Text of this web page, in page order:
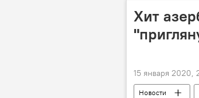
Хит
15 января 2020,
Новости